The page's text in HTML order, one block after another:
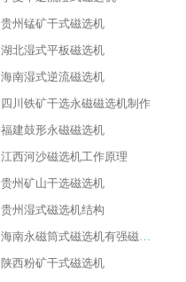
贵州锰矿干式磁选机
湖北湿式平板磁选机
海南湿式逆流磁选机
四川铁矿干选永磁磁选机制作
福建鼓形永磁磁选机
江西河沙磁选机工作原理
贵州矿山干选磁选机
贵州湿式磁选机结构
海南永磁筒式磁选机有强磁的吗
陕西粉矿干式磁选机